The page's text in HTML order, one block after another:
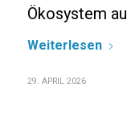
Ökosystem
Weiterlesen
29. APRIL 2026